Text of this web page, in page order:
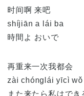
时间啊 来吧
shíjiān a lái ba
時間よ おいで
再重来一次我都会
zài chónglái yīcì
また来たら私はでき